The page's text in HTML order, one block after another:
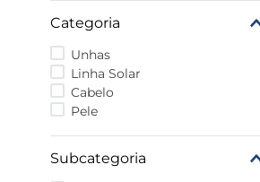
Categoria
Unhas
Linha Solar
Cabelo
Pele
Subcategoria